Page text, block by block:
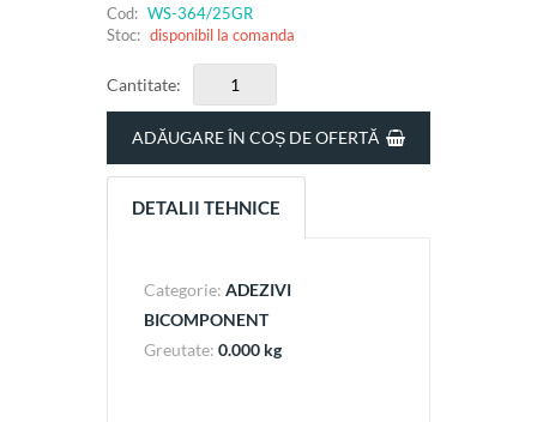
Cod: WS-364/25GR
Stoc: disponibil la comanda
Cantitate:
DETALII TEHNICE
Categorie: ADEZIVI
BICOMPONENT
Greutate: 0.000 kg